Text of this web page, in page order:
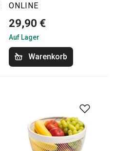
ONLINE
29,90 €
Auf Lager
Warenkorb